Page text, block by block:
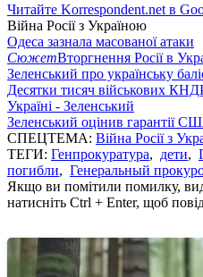
Читайте Korrespondent.net в
Війна Росії з Україною
Одеса зазнала масованої атаки
СюжетВторгнення Росії в
Зеленський про українську
Десятки тисяч військових
Україні - Зеленський
Зеленський оцінив гарантії
СПЕЦТЕМА: Війна Росії з
ТЕГИ: Генпрокуратура, дети,
погибли, Генеральный
Якщо ви помітили помилку,
натисніть Ctrl + Enter, щоб